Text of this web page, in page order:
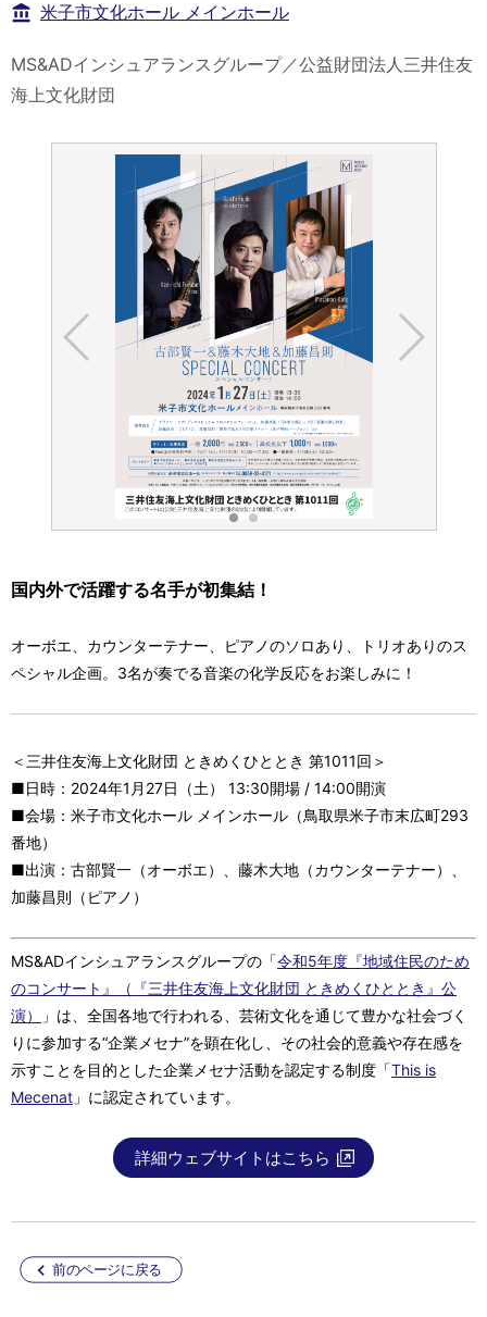
米子市文化ホール メインホール
MS&ADインシュアランスグループ／公益財団法人三井住友
海上文化財団
国内外で活躍する名手が初集結！
オーボエ、カウンターテナー、ピアノのソロあり、トリオありのス
ペシャル企画。3名が奏でる音楽の化学反応をお楽しみに！
＜三井住友海上文化財団 ときめくひととき 第1011回＞
■日時：2024年1月27日（土） 13:30開場 / 14:00開演
■会場：米子市文化ホール メインホール（鳥取県米子市末広町293
番地）
■出演：古部賢一（オーボエ）、藤木大地（カウンターテナー）、
加藤昌則（ピアノ）
MS&ADインシュアランスグループの「令和5年度『地域住民のため
のコンサート』（『三井住友海上文化財団 ときめくひととき』公
演）
」は、全国各地で行われる、芸術文化を通じて豊かな社会づく
りに参加する“企業メセナ”を顕在化し、その社会的意義や存在感を
示すことを目的とした企業メセナ活動を認定する制度「This is
Mecenat 」に認定されています。
詳細ウェブサイトはこちら
前のページに戻る